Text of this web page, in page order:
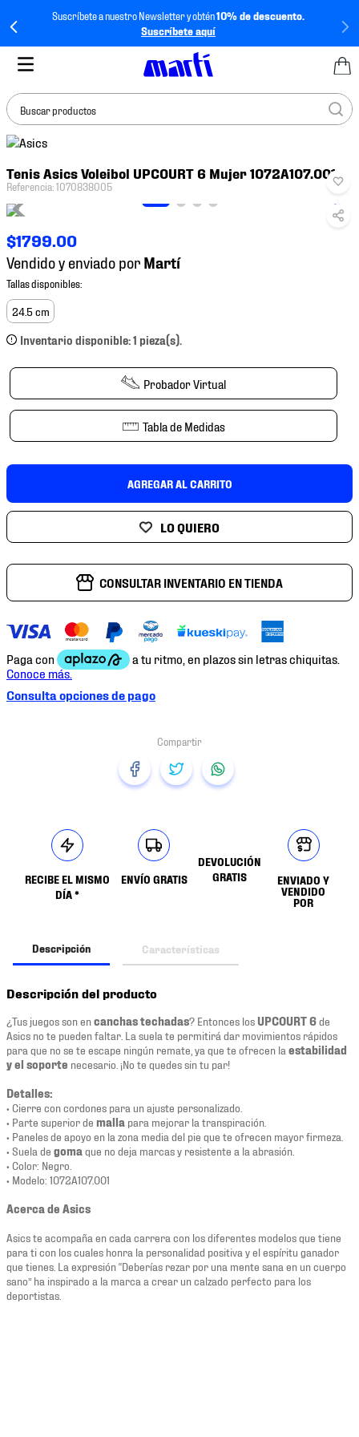
Suscríbete a nuestro Newsletter y obtén10% de descuento.
Suscríbete aquí
Buscar productos
Tenis Asics Voleibol UPCOURT 6 Mujer 1072A107.001
Referencia:1070838005
$1799.00
Vendido y enviado por
24.5 cm
Inventario disponible: 1 pieza(s).
Probador Virtual
Tabla de Medidas
AGREGAR AL CARRITO
CONSULTAR INVENTARIO EN TIENDA
Consulta opciones de pago
RECIBE EL MISMO
DÍA *
ENVÍO GRATIS
DEVOLUCIÓN
GRATIS
ENVIADO Y
VENDIDO
POR
Descripción Características
Descripción del producto
¿Tus juegos son encanchas techadas? Entonces los UPCOURT 6de
Asics no te pueden faltar. La suela te permitirá dar movimientos rápidos
para que no se te escape ningún remate, ya que te ofrecen la estabilidad
y el soporte necesario. ¡No te quedes sin tu par!
Detalles:
• Cierre con cordones para un ajuste personalizado.
• Parte superior de malla para mejorar la transpiración.
• Paneles de apoyo en la zona media del pie que te ofrecen mayor firmeza.
• Suela de goma que no deja marcas y resistente a la abrasión.
• Color: Negro.
• Modelo: 1072A107.001
Acerca de Asics
Asics te acompaña en cada carrera con los diferentes modelos que tiene
para ti con los cuales honra la personalidad positiva y el espíritu ganador
que tienes. La expresión “Deberías rezar por una mente sana en un cuerpo
sano” ha inspirado a la marca a crear un calzado perfecto para los
deportistas.
BUSCADOS
tenis
4.
tenis futbol
5.
jersey
6.
mochila
7.
mochilas
8.
chivas